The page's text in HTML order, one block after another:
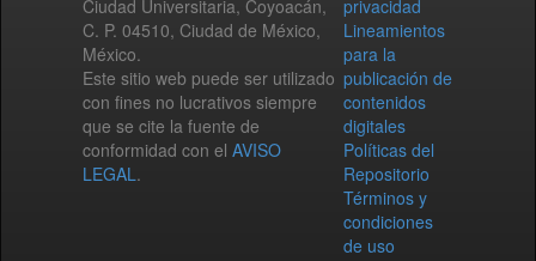
Ciudad Universitaria, Coyoacán,
C. P. 04510, Ciudad de México,
México.
Este sitio web puede ser utilizado
con fines no lucrativos siempre
que se cite la fuente de
conformidad con el AVISO
LEGAL.
privacidad
Lineamientos
para la
publicación de
contenidos
digitales
Políticas del
Repositorio
Términos y
condiciones
de uso